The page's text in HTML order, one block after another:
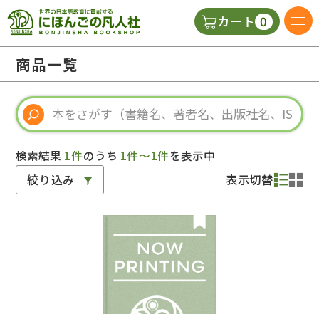
カート 0
視聴覚・補助教材
教師用参考書
商品一覧
検索結果 1件のうち 1件～1件を表示中
絞り込み 表示切替